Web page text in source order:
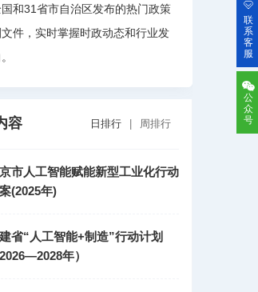
和31省市自治区发布的热门政策
件，实时掌握时政动态和行业发
容 日排行 周排行
市人工智能赋能新型工业化行动
(2025年)
省“人工智能+制造”行动计划
2026—2028年）
联
系
客
服
公
众
号